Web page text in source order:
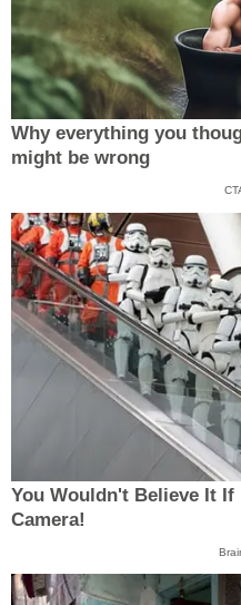
Why everything you
might be wrong
You Wouldn't Believe It If
Camera!